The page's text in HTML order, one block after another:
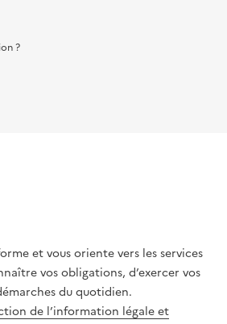
?
et vous oriente vers les services
vos obligations, d’exercer vos
du quotidien.
de l’information légale et